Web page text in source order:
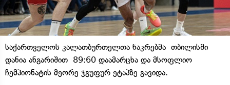
საქართველოს კალათბურთელთა ნაკრებმა თბილისში
დანია ანგარიშით 89:60 დაამარცხა და მსოფლიო
ჩემპიონატის მეორე ჯგუფურ ეტაპზე გავიდა.